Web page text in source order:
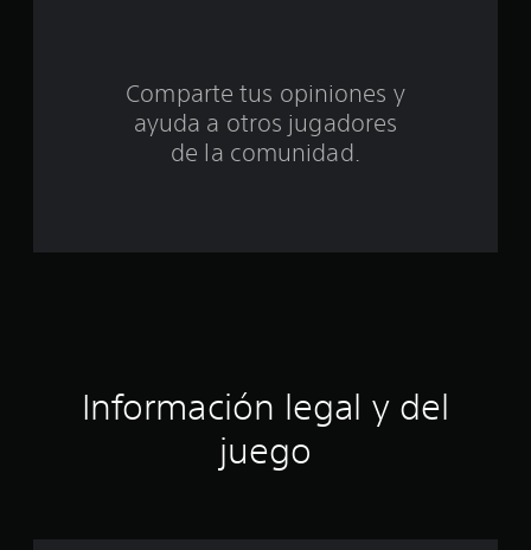
a
Comparte tus opiniones y
ayuda a otros jugadores
de la comunidad.
Información legal y del
juego